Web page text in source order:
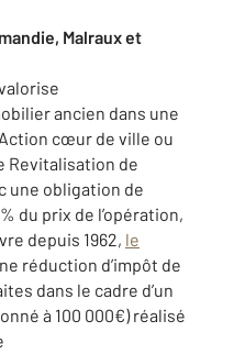
Malraux et
ancien dans une
cœur de ville ou
Revitalisation de
une obligation de
du prix de l’opération,
depuis 1962, le
réduction d’impôt de
dans le cadre d’un
à 100 000€) réalisé